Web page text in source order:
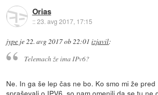
Orias
::23. avg 2017, 17:15
jype je22. avg 2017 ob 22:01 izjavil:
Telemach že ima IPv6?
Ne. In ga še lep čas ne bo. Ko smo mi že
spraševali o IPV6, so nam omenili da se tu ne